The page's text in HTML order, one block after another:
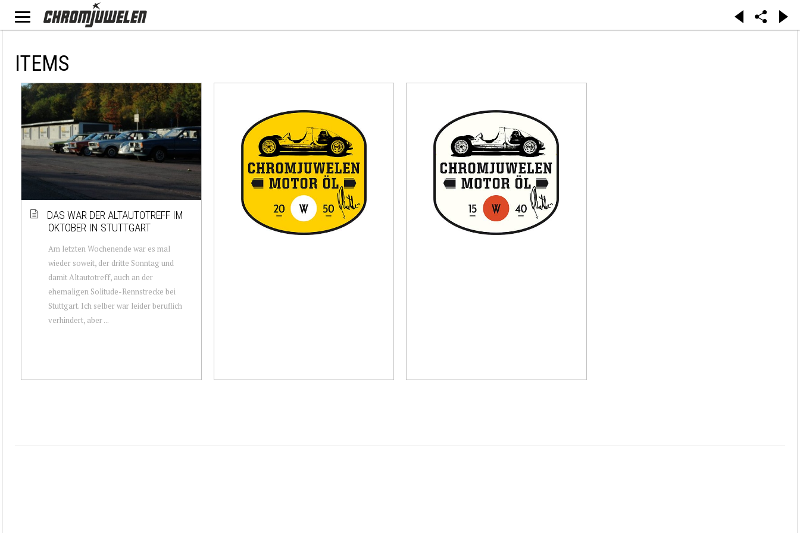
ITEMS
DAS WAR DER ALTAUTOTREFF IM
OKTOBER IN STUTTGART
Am letzten Wochenende war es mal
wieder soweit, der dritte Sonntag und
damit Altautotreff, auch an der
ehemaligen Solitude-Rennstrecke bei
Stuttgart. Ich selber war leider beruflich
verhindert, aber ...